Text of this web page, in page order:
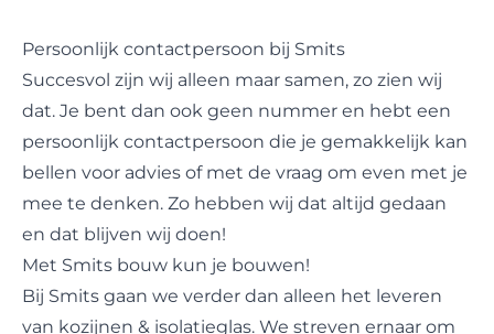
Persoonlijk contactpersoon bij Smits
Succesvol zijn wij alleen maar samen, zo zien wij
dat. Je bent dan ook geen nummer en hebt een
persoonlijk contactpersoon die je gemakkelijk kan
bellen voor advies of met de vraag om even met je
mee te denken. Zo hebben wij dat altijd gedaan
en dat blijven wij doen!
Met Smits bouw kun je bouwen!
Bij Smits gaan we verder dan alleen het leveren
van kozijnen & isolatieglas. We streven ernaar om